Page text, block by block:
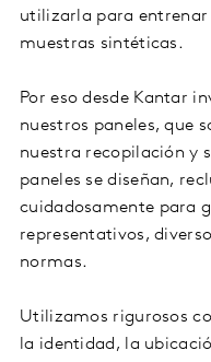
utilizarla para
muestras sintéticas.
Por eso desde Kantar
nuestros paneles, que
nuestra recopilación y
paneles se diseñan,
cuidadosamente para
representativos,
normas.
Utilizamos rigurosos
la identidad, la